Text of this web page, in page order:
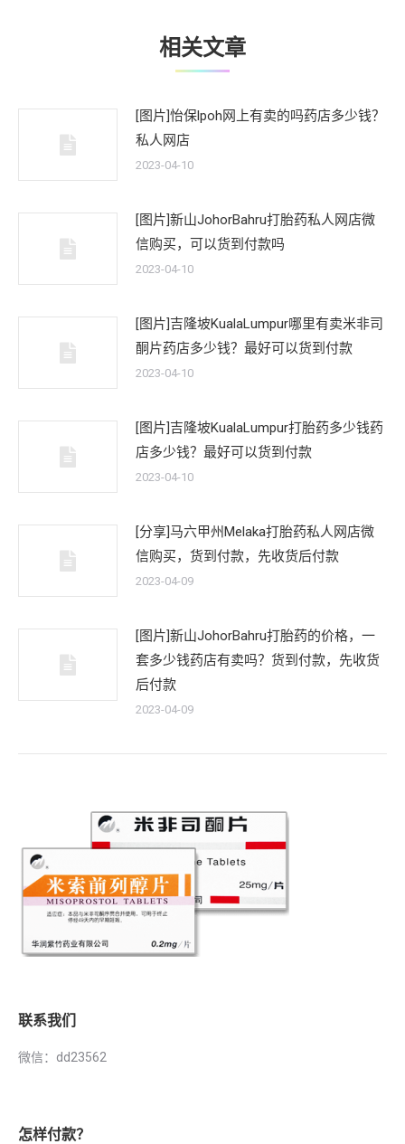
相关文章
[图片]怡保lpoh网上有卖的吗药店多少钱？
私人网店
2023-04-10
[图片]新山JohorBahru打胎药私人网店微
信购买，可以货到付款吗
2023-04-10
[图片]吉隆坡KualaLumpur哪里有卖米非司
酮片药店多少钱？最好可以货到付款
2023-04-10
[图片]吉隆坡KualaLumpur打胎药多少钱药
店多少钱？最好可以货到付款
2023-04-10
[分享]马六甲州Melaka打胎药私人网店微
信购买，货到付款，先收货后付款
2023-04-09
[图片]新山JohorBahru打胎药的价格，一
套多少钱药店有卖吗？货到付款，先收货
后付款
2023-04-09
联系我们
微信：dd23562
怎样付款？